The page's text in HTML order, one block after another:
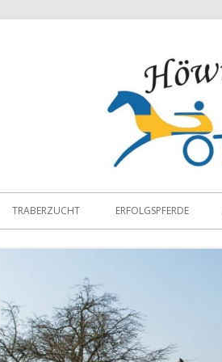
TRABERZUCHT ERFOLGSPFERDE